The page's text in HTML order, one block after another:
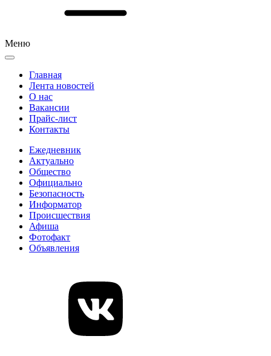
Меню
Главная
Лента новостей
О нас
Вакансии
Прайс-лист
Контакты
Ежедневник
Актуально
Общество
Официально
Безопасность
Информатор
Происшествия
Афиша
Фотофакт
Объявления